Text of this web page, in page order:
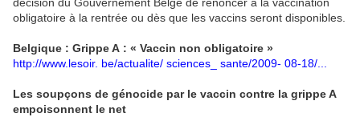
obligatoire à la rentrée ou dès que les vaccins seront disponibles.
Belgique : Grippe A : « Vaccin non obligatoire »
http://www.lesoir. be/actualite/ sciences_ sante/2009- 08-18/...
Les soupçons de génocide par le vaccin contre la grippe A
empoisonnent le net